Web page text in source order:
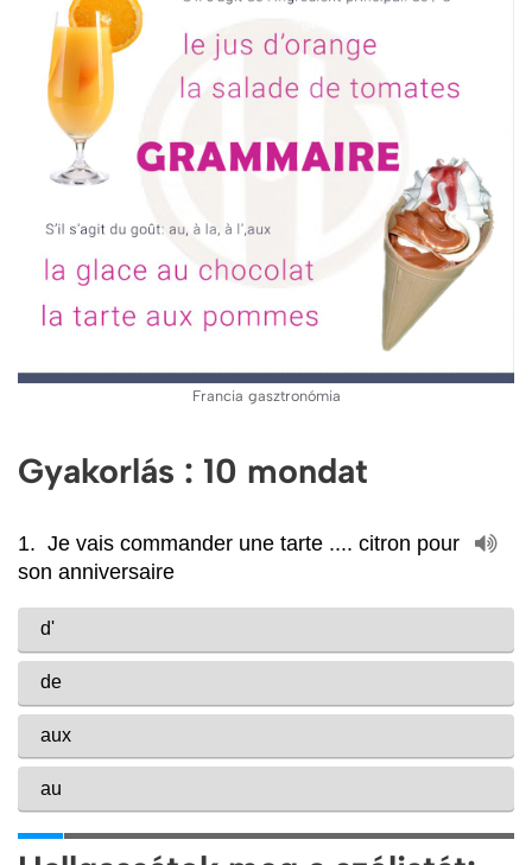
Francia gasztronómia
Gyakorlás : 10 mondat